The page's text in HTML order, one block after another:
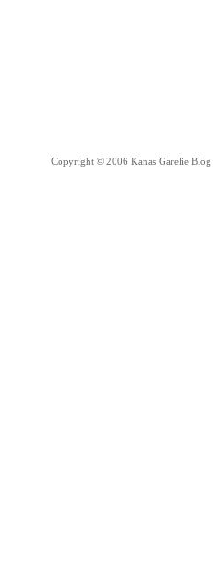
Copyright © 2006 Kanas Garelie